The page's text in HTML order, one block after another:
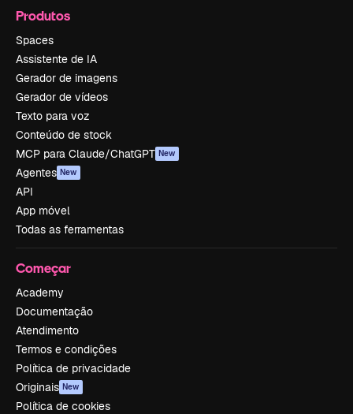
Produtos
Spaces
Assistente de IA
Gerador de imagens
Gerador de vídeos
Texto para voz
Conteúdo de stock
MCP para Claude/ChatGPT New
Agentes New
API
App móvel
Todas as ferramentas
Começar
Academy
Documentação
Atendimento
Termos e condições
Política de privacidade
Originais New
Política de cookies